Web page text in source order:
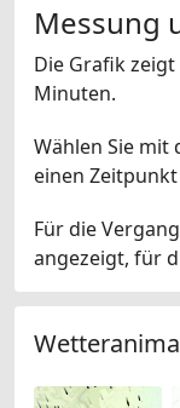
Messung
Die Grafik
Minuten.
Wählen Sie mit
einen Zeitpunkt
Für die
angezeigt, für